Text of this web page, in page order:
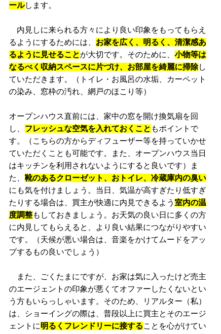
ールします。
内見しに来られる方々により良い印象をもってもらえ
るようにするためには、 お家を広く、明るく、清潔感あ
るように見せることが大切です。そのために、 小物等は
なるべく収納スペースに片づけ、お部屋を綺麗に掃除し
ていただきます。（トイレ・お風呂の水垢、カーペット
の染み、窓枠の汚れ、網戸のほこり等）
オープンハウス直前には、家中の窓を開け換気扇を回
し、 フレッシュな空気を入れておくこと もポイントで
す。（こちらの方からディフューザー等を持っていかせ
ていただくことも可能です。また、オープンハウス当日
はキッチンを利用されないようにすると良いです）ま
た、 靴のあるクローゼット、おトイレ、冷蔵庫内の臭い
にも気を付けましょう。当日、気温が高すぎたり低すぎ
たりする場合は、買主が快適に内見できるよう 室内の温
度調整もしておきましょう。お天気の良い日に多くの方
に内見してもらえると、より良い結果につながりやすい
です。（天候が悪い場合は、音楽をかけてムードをアッ
プするもの良いでしょう）
また、ごくたまにですが、お家は気に入ったけど売主
のエージェントの印象が悪くてオファーしたくないとい
う方もいらっしゃいます。そのため、リアルター（私）
は、ショーイングの際は、普段以上に買主とそのエージ
ェントに明るくフレンドリーに接することを心がけてい